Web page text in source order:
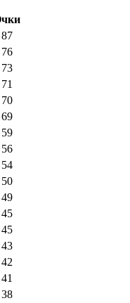
87
76
73
71
70
69
59
56
54
50
49
45
45
43
42
41
38